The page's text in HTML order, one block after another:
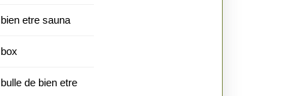
bien etre sauna
box
bulle de bien etre